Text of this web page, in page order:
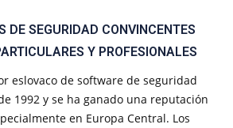
DE SEGURIDAD CONVINCENTES
Y PROFESIONALES
eslovaco de software de seguridad
1992 y se ha ganado una reputación
en Europa Central. Los